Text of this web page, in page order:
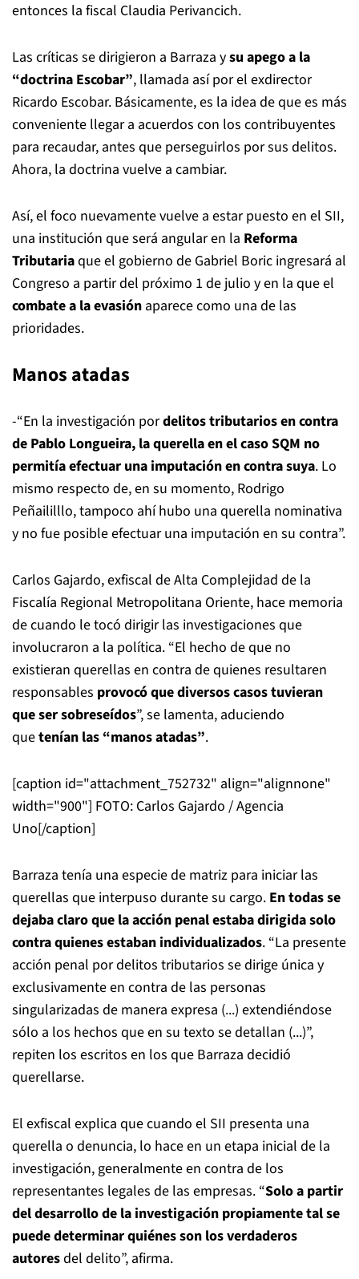
entonces la fiscal Claudia Perivancich.
Las críticas se dirigieron a Barraza ysu apego a la
“doctrina Escobar”, llamada así por el exdirector
Ricardo Escobar. Básicamente, es la idea de que es más
conveniente llegar a acuerdos con los contribuyentes
para recaudar, antes que perseguirlos por sus delitos.
Ahora, la doctrina vuelve a cambiar.
Así, el foco nuevamente vuelve a estar puesto en el SII,
una institución que será angular en la Reforma
Tributariaque el gobierno de Gabriel Boric ingresará al
Congreso a partir del próximo 1 de julio y en la que el
combate a la evasión aparece como una de las
prioridades.
Manos atadas
-“En la investigación pordelitos tributarios en contra
de Pablo Longueira, la querella en el caso SQM no
permitía efectuar una imputación en contra suya. Lo
mismo respecto de, en su momento, Rodrigo
Peñaililllo, tampoco ahí hubo una querella nominativa
y no fue posible efectuar una imputación en su contra”.
Carlos Gajardo, exfiscal de Alta Complejidad de la
Fiscalía Regional Metropolitana Oriente, hace memoria
de cuando le tocó dirigir las investigaciones que
involucraron a la política. “El hecho de que no
existieran querellas en contra de quienes resultaren
responsables provocó que diversos casos tuvieran
que ser sobreseídos”, se lamenta, aduciendo
quetenían las “manos atadas”.
[caption id="attachment_752732" align="alignnone"
width="900"] FOTO: Carlos Gajardo / Agencia
Uno[/caption]
Barraza tenía una especie de matriz para iniciar las
querellas que interpuso durante su cargo. En todas se
dejaba claro que la acción penal estaba dirigida solo
contra quienes estaban individualizados. “La presente
acción penal por delitos tributarios se dirige única y
exclusivamente en contra de las personas
singularizadas de manera expresa (...) extendiéndose
sólo a los hechos que en su texto se detallan (...)”,
repiten los escritos en los que Barraza decidió
querellarse.
El exfiscal explica que cuando el SII presenta una
querella o denuncia, lo hace en un etapa inicial de la
investigación, generalmente en contra de los
representantes legales de las empresas. “Solo a partir
del desarrollo de la investigación propiamente tal se
puede determinar quiénes son los verdaderos
autoresdel delito”, afirma.